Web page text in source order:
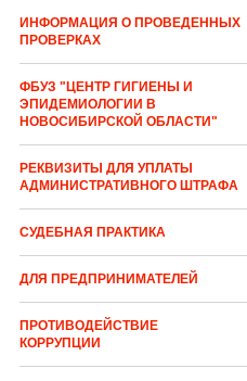
ИНФОРМАЦИЯ О ПРОВЕДЕННЫХ
ПРОВЕРКАХ
ФБУЗ "ЦЕНТР ГИГИЕНЫ И
ЭПИДЕМИОЛОГИИ В
НОВОСИБИРСКОЙ ОБЛАСТИ"
РЕКВИЗИТЫ ДЛЯ УПЛАТЫ
АДМИНИСТРАТИВНОГО ШТРАФА
СУДЕБНАЯ ПРАКТИКА
ДЛЯ ПРЕДПРИНИМАТЕЛЕЙ
ПРОТИВОДЕЙСТВИЕ
КОРРУПЦИИ